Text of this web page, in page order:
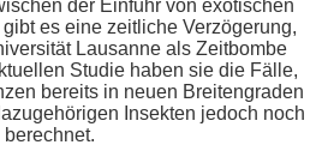
der Einfuhr von exotischen
es eine zeitliche Verzögerung,
Lausanne als Zeitbombe
Studie haben sie die Fälle,
bereits in neuen Breitengraden
Insekten jedoch noch